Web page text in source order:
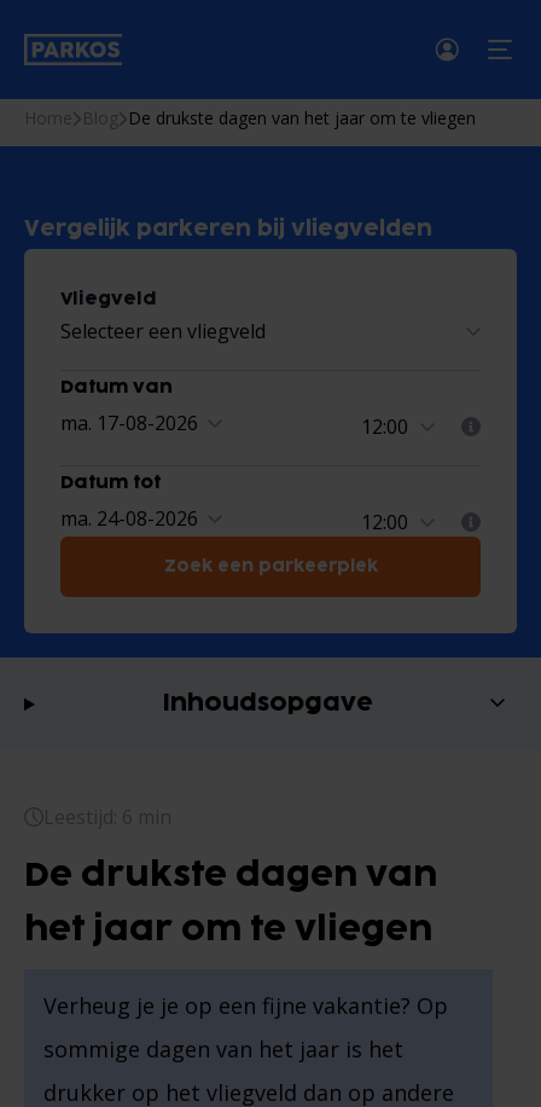
Home Blog De drukste dagen van het jaar om te vliegen
Vergelijk parkeren bij vliegvelden
Vliegveld
Selecteer een vliegveld
Datum van
ma. 17-08-2026
Datum tot
ma. 24-08-2026
Zoek een parkeerplek
Leestijd: 6 min
De drukste dagen van
het jaar om te vliegen
Verheug je je op een fijne vakantie? Op
sommige dagen van het jaar is het
drukker op het vliegveld dan op andere
Inhoudsopgave